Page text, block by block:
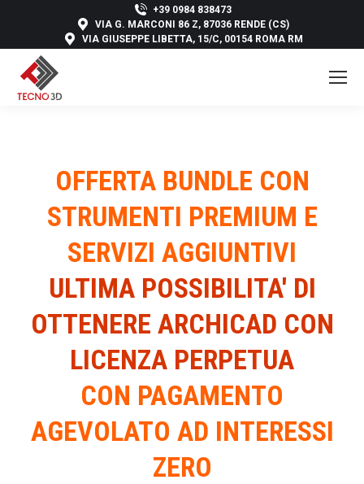
+39 0984 838473
VIA G. MARCONI 86 Z, 87036 RENDE (CS)
VIA GIUSEPPE LIBETTA, 15/C, 00154 ROMA RM
OFFERTA BUNDLE CON
STRUMENTI PREMIUM E
SERVIZI AGGIUNTIVI
ULTIMA POSSIBILITA' DI
OTTENERE ARCHICAD CON
LICENZA PERPETUA
CON PAGAMENTO
AGEVOLATO AD INTERESSI
ZERO